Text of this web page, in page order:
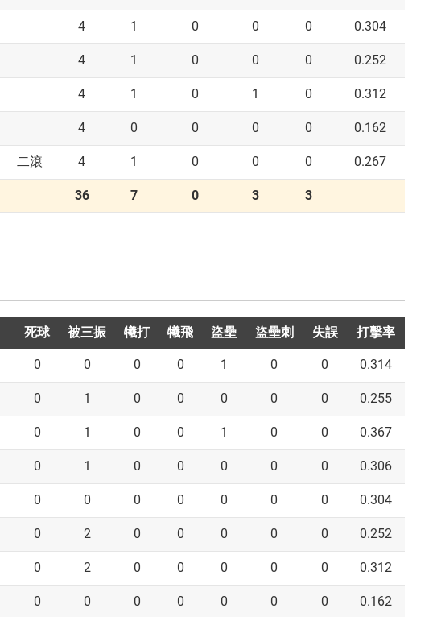
4 1 0 0 0 0.304
4 1 0 0 0 0.252
4 1 0 1 0 0.312
4 0 0 0 0 0.162
二滾 4 1 0 0 0 0.267
36 7 0 3 3
死球 被三振 犧打 犧飛 盜壘 盜壘刺 失誤 打擊率
0 0 0 0 1 0 0 0.314
0 1 0 0 0 0 0 0.255
0 1 0 0 1 0 0 0.367
0 1 0 0 0 0 0 0.306
0 0 0 0 0 0 0 0.304
0 2 0 0 0 0 0 0.252
0 2 0 0 0 0 0 0.312
0 0 0 0 0 0 0 0.162